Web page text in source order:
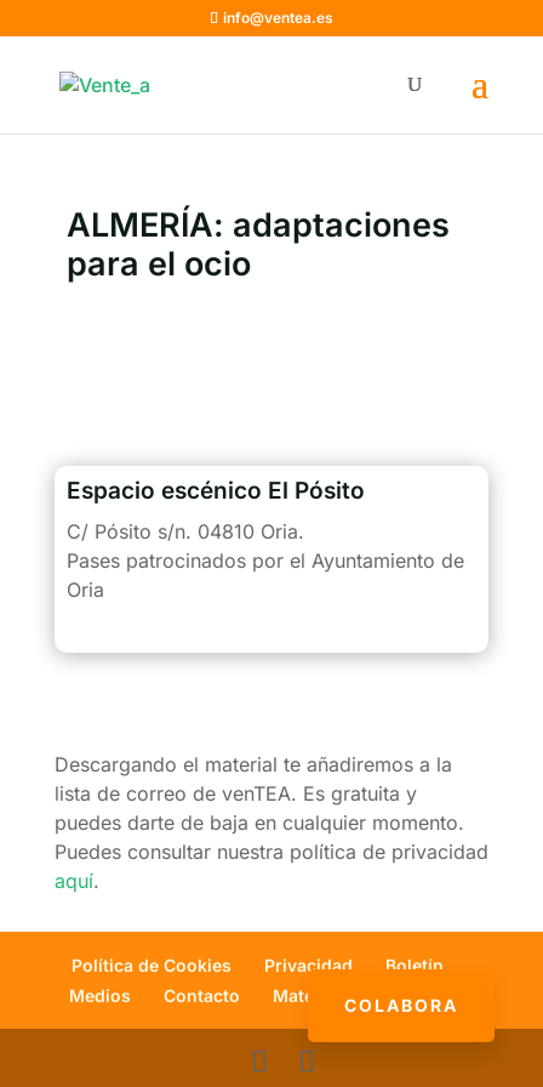
info@ventea.es
ALMERÍA: adaptaciones
para el ocio
Espacio escénico El Pósito
C/ Pósito s/n. 04810 Oria.
Pases patrocinados por el Ayuntamiento de
Oria
Descargando el material te añadiremos a la
lista de correo de venTEA. Es gratuita y
puedes darte de baja en cualquier momento.
Puedes consultar nuestra política de privacidad
aquí.
Política de Cookies Privacidad
Boletín
Medios
Contacto Materiales Libros
COLABORA